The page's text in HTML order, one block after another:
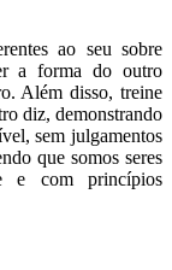
ao seu sobre
a forma do outro
Além disso, treine
diz, demonstrando
sem julgamentos
que somos seres
e com princípios